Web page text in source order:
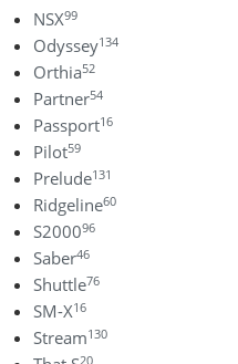
NSX99
Odyssey134
Orthia52
Partner54
Passport16
Pilot59
Prelude131
Ridgeline60
S200096
Saber46
Shuttle76
SM-X16
Stream130
20